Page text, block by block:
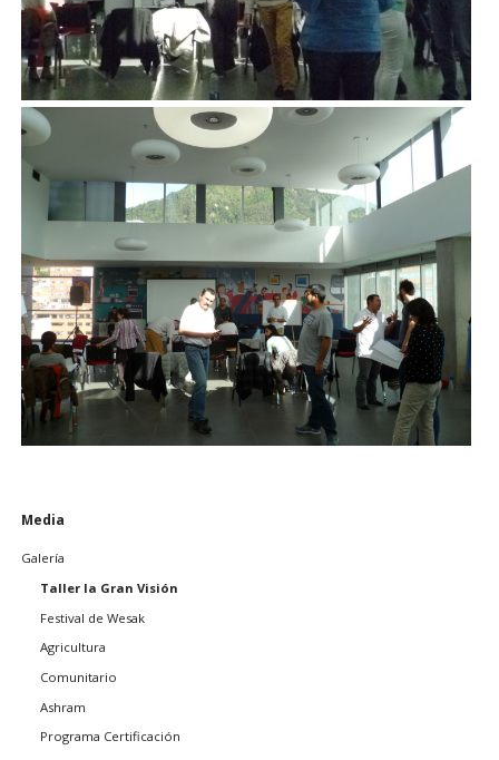
Saltar
Media
Galería
Taller la Gran Visión
Festival de Wesak
Agricultura
Comunitario
Ashram
Programa Certificación